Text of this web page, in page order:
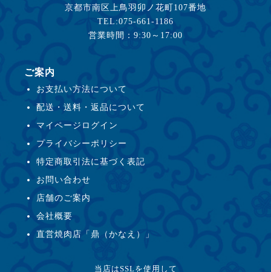
京都市南区上鳥羽卯ノ花町107番地
TEL:075-661-1186
営業時間：9:30～17:00
ご案内
お支払い方法について
配送・送料・返品について
マイページログイン
プライバシーポリシー
特定商取引法に基づく表記
お問い合わせ
店舗のご案内
会社概要
直営焼肉店「鼎（かなえ）」
当店はSSLを使用して